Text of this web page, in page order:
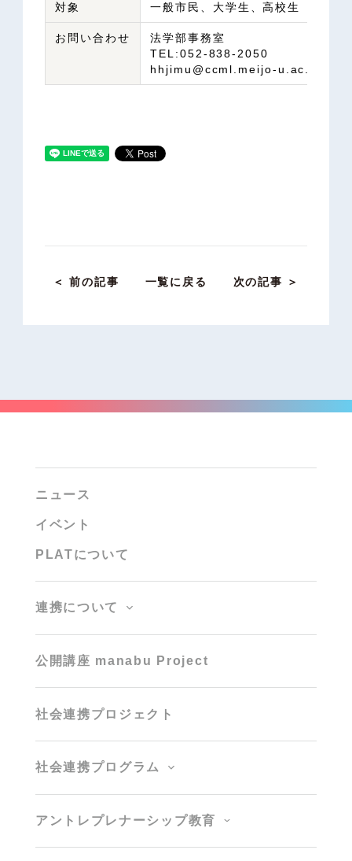
対象 一般市民、大学生、高校生
お問い合わせ
法学部事務室
TEL:052-838-2050
hhjimu@ccml.meijo-u.ac.jp
＜ 前の記事 一覧に戻る 次の記事 ＞
ニュース
イベント
PLATについて
連携について
公開講座 manabu Project
社会連携プロジェクト
社会連携プログラム
アントレプレナーシップ教育